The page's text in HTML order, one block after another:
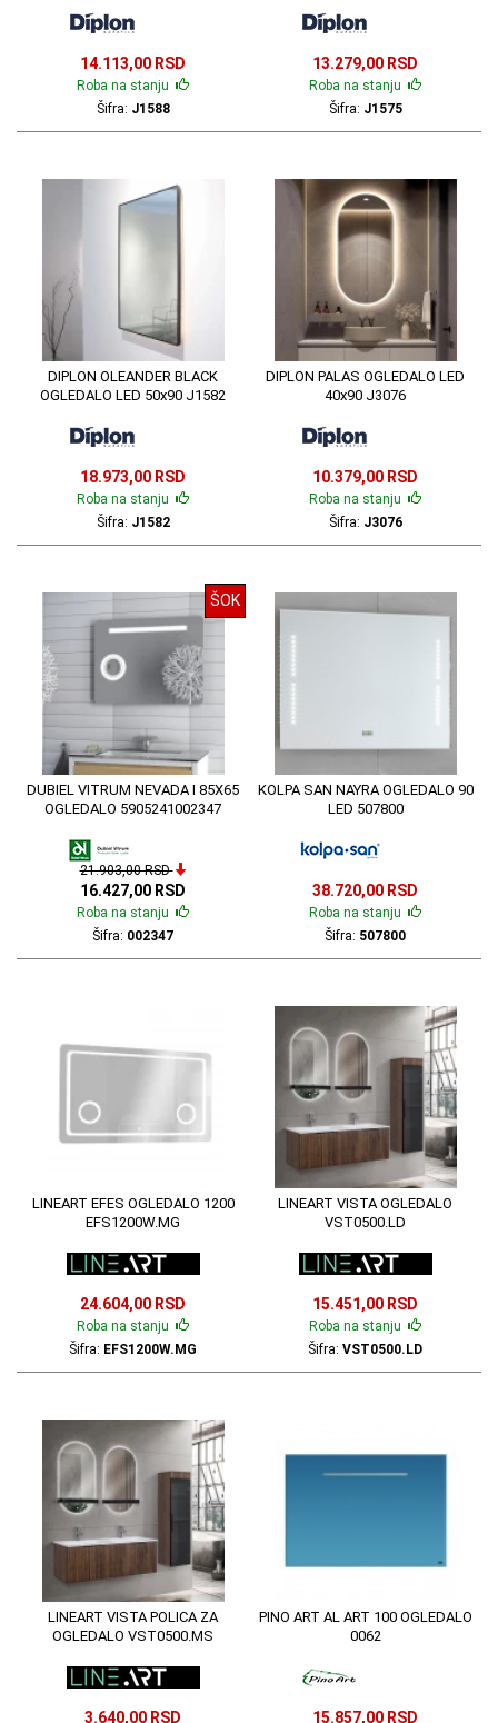
14.113,00 RSD
Roba na stanju
Šifra: J1588
13.279,00 RSD
Roba na stanju
Šifra: J1575
DIPLON OLEANDER BLACK
OGLEDALO LED 50x90 J1582
18.973,00 RSD
Roba na stanju
Šifra: J1582
DIPLON PALAS OGLEDALO LED
40x90 J3076
10.379,00 RSD
Roba na stanju
Šifra: J3076
ŠOK
DUBIEL VITRUM NEVADA I 85X65
OGLEDALO 5905241002347
21.903,00 RSD
16.427,00 RSD
Roba na stanju
Šifra: 002347
KOLPA SAN NAYRA OGLEDALO 90
LED 507800
38.720,00 RSD
Roba na stanju
Šifra: 507800
LINEART EFES OGLEDALO 1200
EFS1200W.MG
24.604,00 RSD
Roba na stanju
Šifra: EFS1200W.MG
LINEART VISTA OGLEDALO
VST0500.LD
15.451,00 RSD
Roba na stanju
Šifra: VST0500.LD
LINEART VISTA POLICA ZA
OGLEDALO VST0500.MS
3.640,00 RSD
PINO ART AL ART 100 OGLEDALO
0062
15.857,00 RSD